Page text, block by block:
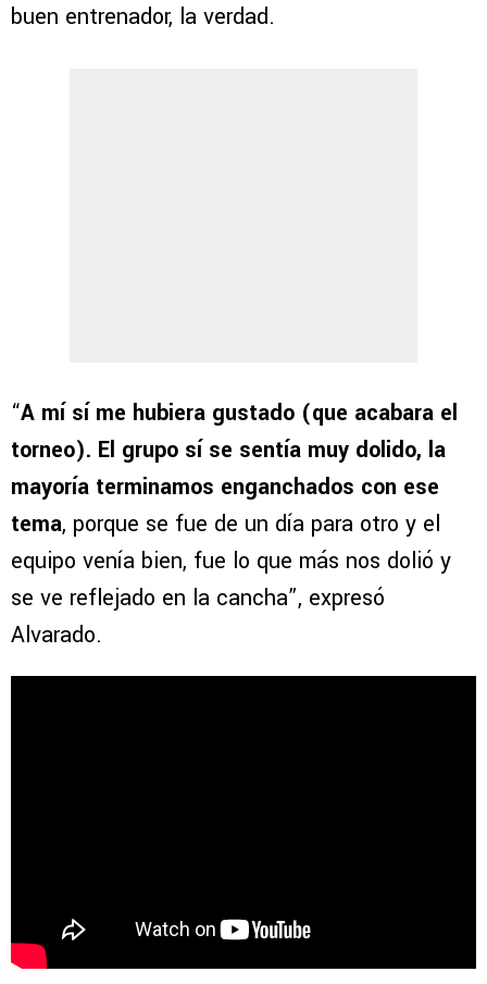
buen entrenador, la verdad.
“A mí sí me hubiera gustado (que acabara el
torneo). El grupo sí se sentía muy dolido, la
mayoría terminamos enganchados con ese
tema, porque se fue de un día para otro y el
equipo venía bien, fue lo que más nos dolió y
se ve reflejado en la cancha”, expresó
Alvarado.